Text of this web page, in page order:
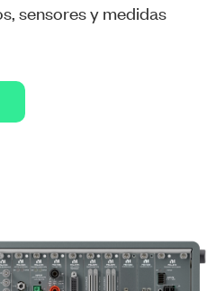
sensores y medidas